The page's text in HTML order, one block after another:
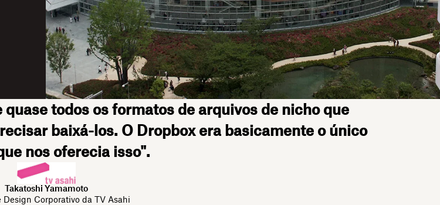
todos os formatos de arquivos de nicho que
baixá-los. O Dropbox era basicamente o único
nos oferecia isso".
Takatoshi Yamamoto
Design Corporativo da TV Asahi